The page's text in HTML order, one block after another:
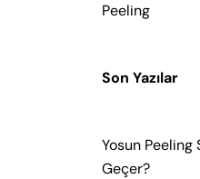
Peeling
Son Yazılar
Yosun Peeling
Geçer?